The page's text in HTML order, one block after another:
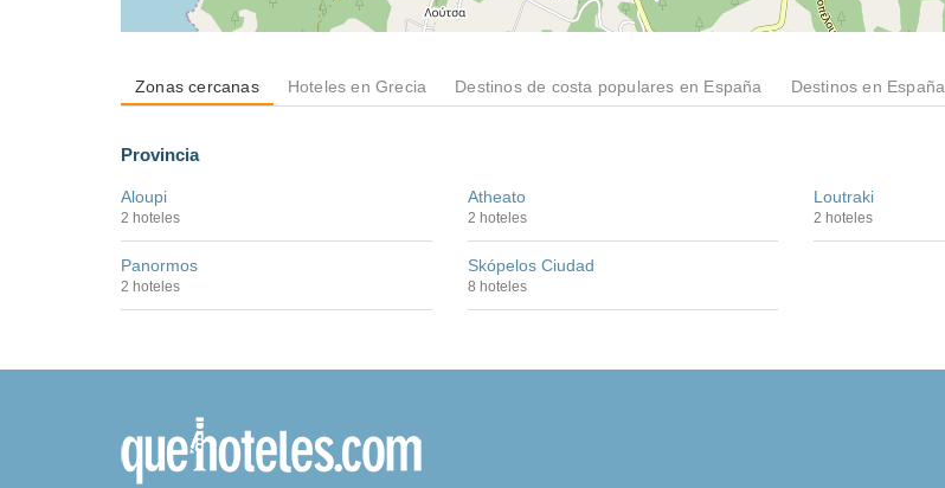
Zonas cercanas Hoteles en Grecia Destinos de costa populares en España Destinos en España
Provincia
Aloupi
2 hoteles
Atheato
2 hoteles
Loutraki
2 hoteles
Panormos
2 hoteles
Skópelos Ciudad
8 hoteles